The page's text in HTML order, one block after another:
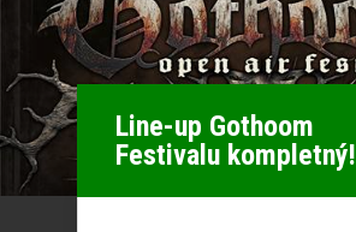
Line-up Gothoom
Festivalu kompletný!